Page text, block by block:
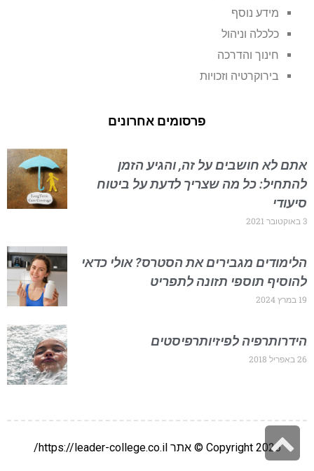
מידע נוסף
כלכלה וניהול
חינוך והדרכה
בירוקרטיה וזכויות
פרסומים אחרונים
אתם לא חושבים על זה, והגיע הזמן
להתחיל: כל מה שצריך לדעת על ביטוח
סיעודי
3 באוקטובר 2021
הלימודים מגבירים את הסטרס? אולי כדאי
להוסיף תוספי תזונה לתפריט
19 במרץ 2024
הידרותרפיה לפיזיותרפיסטים
26 באפריל 2018
Copyright 2026 © אתר https://leader-college.co.il/
גלילה